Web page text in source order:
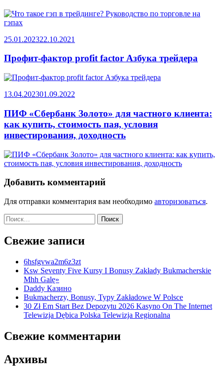
25.01.202322.10.2021
Профит-фактор profit factor Азбука трейдера
13.04.202301.09.2022
ПИФ «Сбербанк Золото» для частного клиента:
как купить, стоимость пая, условия
инвестирования, доходность
Добавить комментарий
Для отправки комментария вам необходимо авторизоваться.
Найти:
Свежие записи
6hsfgvwa2m6z3zt
Ksw Seventy Five Kursy I Bonusy Zakłady Bukmacherskie
Mhh Galę»
Daddy Казино
Bukmacherzy, Bonusy, Typy Zakładowe W Polsce
30 Zł Em Start Bez Depozytu 2026 Kasyno On The Internet
Telewizja Dębica Polska Telewizja Regionalna
Свежие комментарии
Архивы